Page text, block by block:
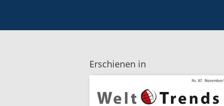
Erschienen in